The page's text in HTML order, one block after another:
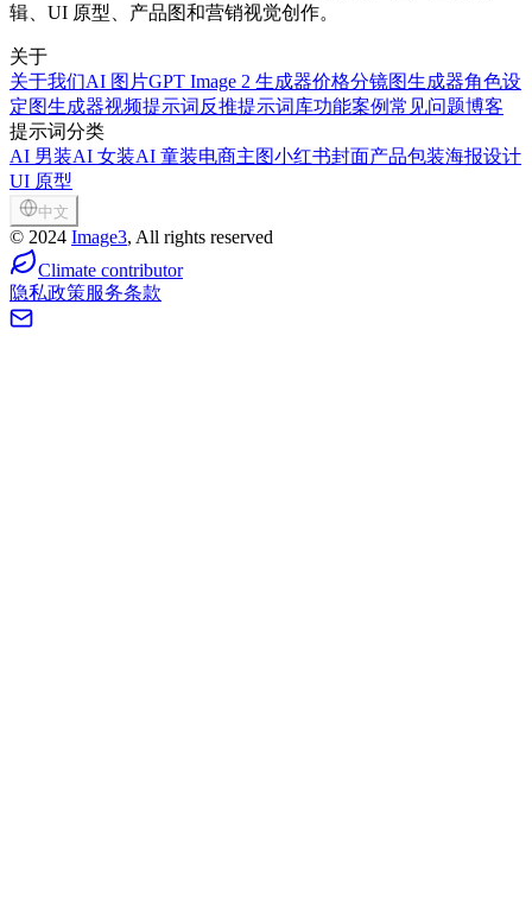
辑、UI 原型、产品图和营销视觉创作。
关于
关于我们AI 图片GPT Image 2 生成器价格分镜图生成器角色设
定图生成器视频提示词反推提示词库功能案例常见问题博客
提示词分类
AI 男装AI 女装AI 童装电商主图小红书封面产品包装海报设计
UI 原型
中文
© 2024 Image3, All rights reserved
Climate contributor
隐私政策服务条款